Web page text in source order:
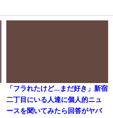
「フラれたけど...まだ好き」新宿
二丁目にいる人達に個人的ニュ
ースを聞いてみたら回答がヤバ